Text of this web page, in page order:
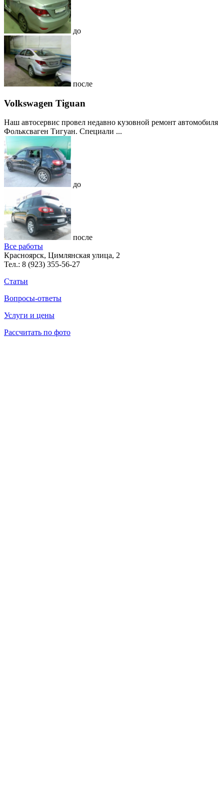
до
после
Volkswagen Tiguan
Наш автосервис провел недавно кузовной ремонт автомобиля
Фольксваген Тигуан. Специали ...
до
после
Все работы
Красноярск, Цимлянская улица, 2
Тел.: 8 (923) 355-56-27
Статьи
Вопросы-ответы
Услуги и цены
Рассчитать по фото